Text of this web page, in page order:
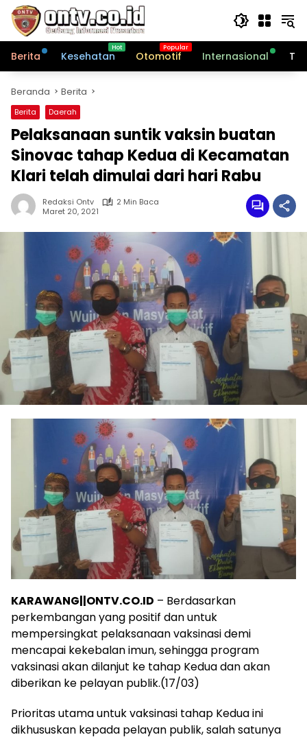
Langsung
konten
Berita
Kesehatan Otomotif Internasional
Beranda Berita
Berita Daerah
Pelaksanaan suntik vaksin buatan
Sinovac tahap Kedua di Kecamatan
Klari telah dimulai dari hari Rabu
Redaksi Ontv
2 Min Baca
Maret 20, 2021
KARAWANG||ONTV.CO.ID – Berdasarkan
perkembangan yang positif dan untuk
mempersingkat pelaksanaan vaksinasi demi
mencapai kekebalan imun, sehingga program
vaksinasi akan dilanjut ke tahap Kedua dan akan
diberikan ke pelayan publik.(17/03)
Prioritas utama untuk vaksinasi tahap Kedua ini
dikhususkan kepada pelayan publik, salah satunya